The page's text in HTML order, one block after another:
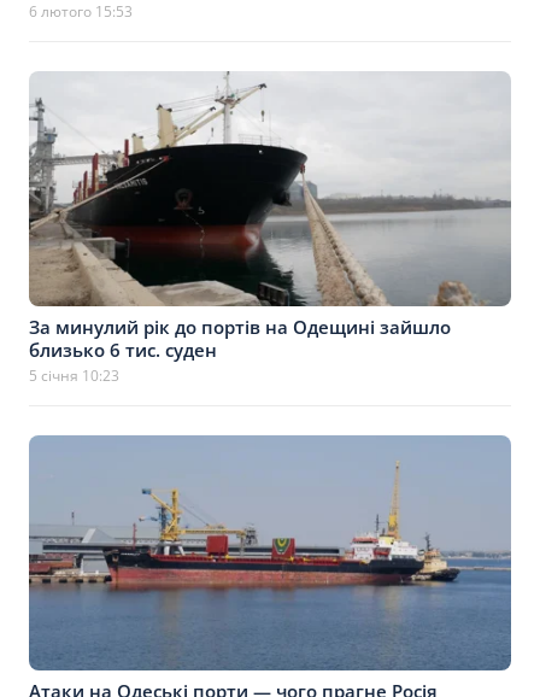
6 лютого 15:53
За минулий рік до портів на Одещині зайшло
близько 6 тис. суден
5 січня 10:23
Атаки на Одеські порти — чого прагне Росія